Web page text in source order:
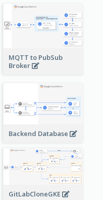
MQTT to PubSub
Broker
Backend Database
GitLabCloneGKE